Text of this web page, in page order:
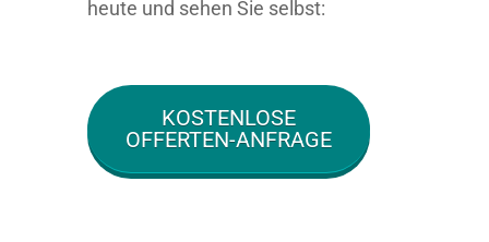
heute und sehen Sie selbst:
KOSTENLOSE
OFFERTEN-ANFRAGE